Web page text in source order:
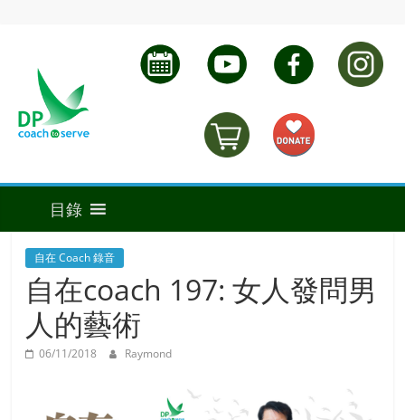
自在 Coach 錄音
自在coach 197: 女人發問男
人的藝術
06/11/2018 Raymond